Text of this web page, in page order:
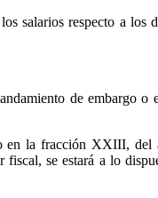
salarios respecto a los
de embargo o
en la fracción XXIII,
fiscal, se estará a lo